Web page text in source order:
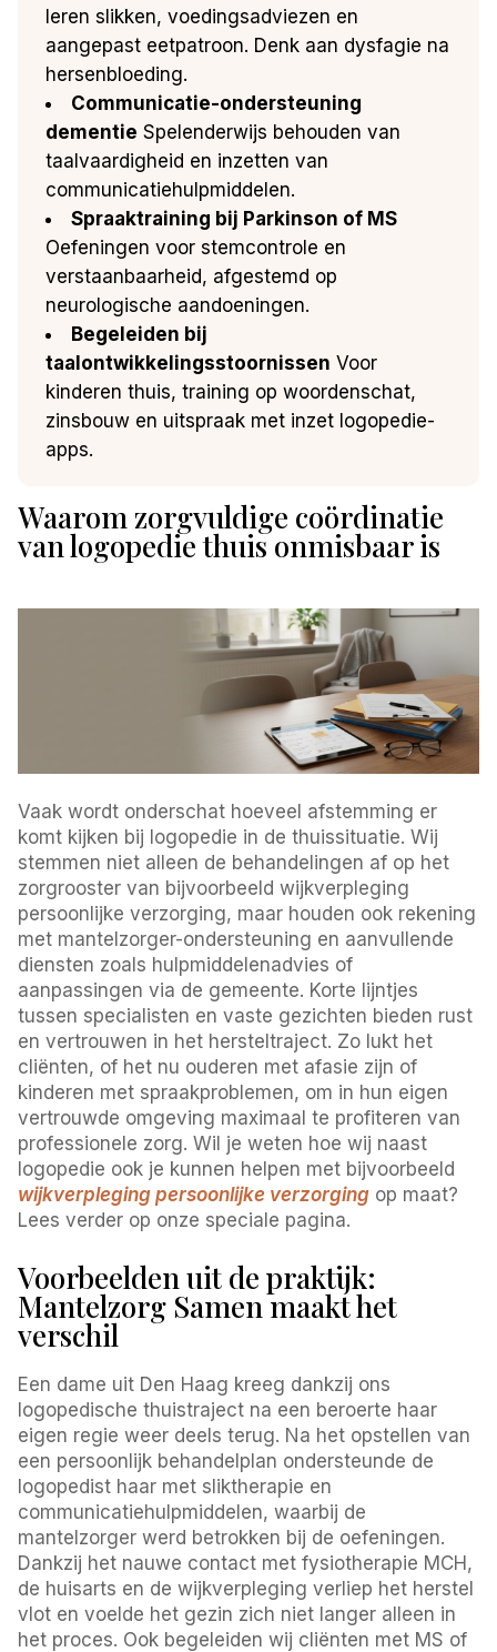
leren slikken, voedingsadviezen en
aangepast eetpatroon. Denk aan dysfagie na
hersenbloeding.
Communicatie-ondersteuning
dementie Spelenderwijs behouden van
taalvaardigheid en inzetten van
communicatiehulpmiddelen.
Spraaktraining bij Parkinson of MS
Oefeningen voor stemcontrole en
verstaanbaarheid, afgestemd op
neurologische aandoeningen.
Begeleiden bij
taalontwikkelingsstoornissen Voor
kinderen thuis, training op woordenschat,
zinsbouw en uitspraak met inzet logopedie-
apps.
Waarom zorgvuldige coördinatie
van logopedie thuis onmisbaar is
Vaak wordt onderschat hoeveel afstemming er
komt kijken bij logopedie in de thuissituatie. Wij
stemmen niet alleen de behandelingen af op het
zorgrooster van bijvoorbeeld wijkverpleging
persoonlijke verzorging, maar houden ook rekening
met mantelzorger-ondersteuning en aanvullende
diensten zoals hulpmiddelenadvies of
aanpassingen via de gemeente. Korte lijntjes
tussen specialisten en vaste gezichten bieden rust
en vertrouwen in het hersteltraject. Zo lukt het
cliënten, of het nu ouderen met afasie zijn of
kinderen met spraakproblemen, om in hun eigen
vertrouwde omgeving maximaal te profiteren van
professionele zorg. Wil je weten hoe wij naast
logopedie ook je kunnen helpen met bijvoorbeeld
wijkverpleging persoonlijke verzorging op maat?
Lees verder op onze speciale pagina.
Voorbeelden uit de praktijk:
Mantelzorg Samen maakt het
verschil
Een dame uit Den Haag kreeg dankzij ons
logopedische thuistraject na een beroerte haar
eigen regie weer deels terug. Na het opstellen van
een persoonlijk behandelplan ondersteunde de
logopedist haar met sliktherapie en
communicatiehulpmiddelen, waarbij de
mantelzorger werd betrokken bij de oefeningen.
Dankzij het nauwe contact met fysiotherapie MCH,
de huisarts en de wijkverpleging verliep het herstel
vlot en voelde het gezin zich niet langer alleen in
het proces. Ook begeleiden wij cliënten met MS of